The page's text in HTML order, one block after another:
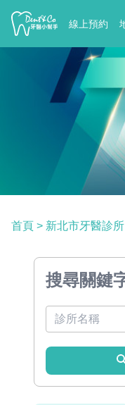
線上預約
首頁 > 新北市牙醫診所
搜尋關鍵